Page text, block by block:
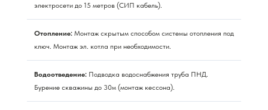
электросети до 15 метров (СИП кабель).
Отопление: Монтаж скрытым способом системы отопления под
ключ. Монтаж эл. котла при необходимости.
Водоотведение: Подводка водоснабжения труба ПНД.
Бурение скважины до 30м (монтаж кессона).